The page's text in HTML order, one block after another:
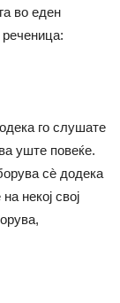
во еден
реченица:
го слушате
уште повеќе.
сѐ додека
некој свој